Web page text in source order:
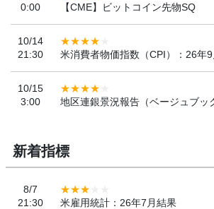
0:00
【CME】ビットコイン先物SQ
10/14
21:30
米消費者物価指数（CPI）：26年
10/15
3:00
地区連銀景況報告（ベージュブッ
新着指標
8/7
21:30
米雇用統計：26年7月結果